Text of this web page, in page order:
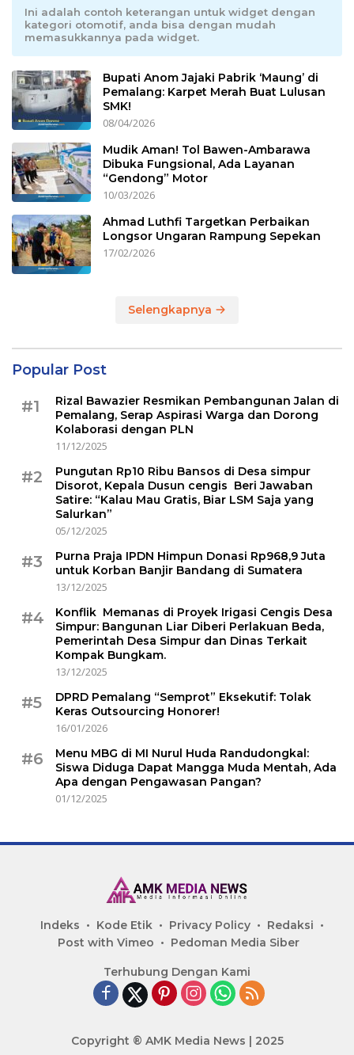
Ini adalah contoh keterangan untuk widget dengan
kategori otomotif, anda bisa dengan mudah
memasukkannya pada widget.
Bupati Anom Jajaki Pabrik ‘Maung’ di
Pemalang: Karpet Merah Buat Lulusan
SMK!
08/04/2026
Mudik Aman! Tol Bawen-Ambarawa
Dibuka Fungsional, Ada Layanan
“Gendong” Motor
10/03/2026
Ahmad Luthfi Targetkan Perbaikan
Longsor Ungaran Rampung Sepekan
17/02/2026
Selengkapnya
Popular Post
#1
Rizal Bawazier Resmikan Pembangunan Jalan di
Pemalang, Serap Aspirasi Warga dan Dorong
Kolaborasi dengan PLN
11/12/2025
#2
Pungutan Rp10 Ribu Bansos di Desa simpur
Disorot, Kepala Dusun cengis Beri Jawaban
Satire: “Kalau Mau Gratis, Biar LSM Saja yang
Salurkan”
05/12/2025
#3
Purna Praja IPDN Himpun Donasi Rp968,9 Juta
untuk Korban Banjir Bandang di Sumatera
13/12/2025
#4
Konflik Memanas di Proyek Irigasi Cengis Desa
Simpur: Bangunan Liar Diberi Perlakuan Beda,
Pemerintah Desa Simpur dan Dinas Terkait
Kompak Bungkam.
13/12/2025
#5
DPRD Pemalang “Semprot” Eksekutif: Tolak
Keras Outsourcing Honorer!
16/01/2026
#6
Menu MBG di MI Nurul Huda Randudongkal:
Siswa Diduga Dapat Mangga Muda Mentah, Ada
Apa dengan Pengawasan Pangan?
01/12/2025
Indeks Kode Etik Privacy Policy
Redaksi
Post with Vimeo
Pedoman Media Siber
Terhubung Dengan Kami
Copyright ® AMK Media News | 2025